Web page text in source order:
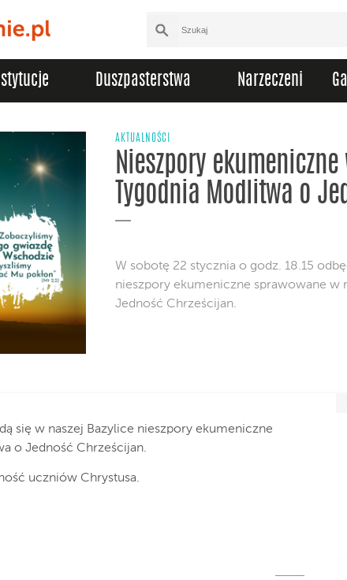
Duszpasterstwa Narzeczeni
AKTUALNOŚCI
Nieszpory
Tygodnia Modlitwa o
W sobotę 22 stycznia o godz. 18.15
nieszpory ekumeniczne sprawowane w
Jedność Chrześcijan.
się w naszej Bazylice nieszpory ekumeniczne
o Jedność Chrześcijan.
uczniów Chrystusa.